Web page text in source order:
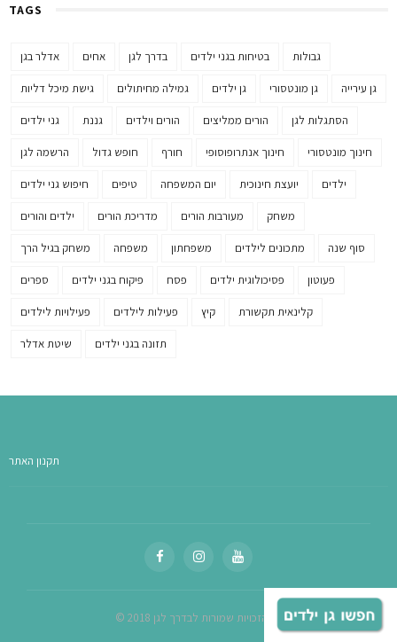
TAGS
אדלר בגן אחים בדרך לגן בטיחות בגני ילדים גבולות
גישת מיכל דליות גמילה מחיתולים גן ילדים גן מונטסורי גן עירייה
גני ילדים גננת הורים וילדים הורים ממליצים הסתגלות לגן
הרשמה לגן חופש גדול חורף חינוך אנתרופוסופי חינוך מונטסורי
חיפוש גני ילדים טיפים יום המשפחה יועצת חינוכית ילדים
ילדים והורים מדריכת הורים מעורבות הורים משחק
משחק בגיל הרך משפחה משפחתון מתכונים לילדים סוף שנה
ספרים פיקוח בגני ילדים פסח פסיכולוגית ילדים פעוטון
פעילויות לילדים פעילות לילדים קיץ קלינאית תקשורת
שיטת אדלר תזונה בגני ילדים
תקנון האתר
© כל הזכויות שמורות לבדרך לגן 2018